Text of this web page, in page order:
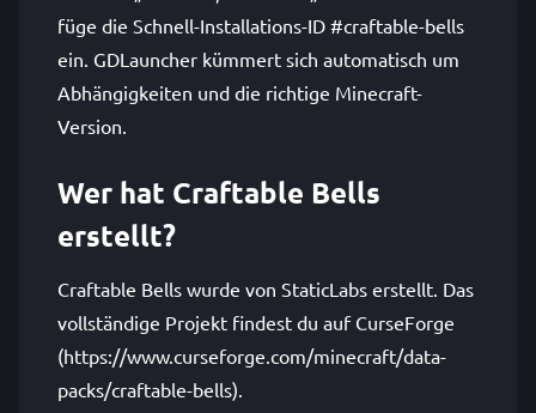
füge die Schnell-Installations-ID #craftable-bells
ein. GDLauncher kümmert sich automatisch um
Abhängigkeiten und die richtige Minecraft-
Version.
Wer hat Craftable Bells
erstellt?
Craftable Bells wurde von StaticLabs erstellt. Das
vollständige Projekt findest du auf CurseForge
(https://www.curseforge.com/minecraft/data-
packs/craftable-bells).